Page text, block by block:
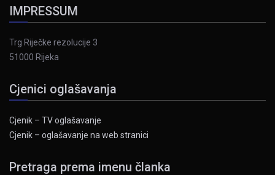
IMPRESSUM
Trg Riječke rezolucije 3
51000 Rijeka
Cjenici oglašavanja
Cjenik – TV oglašavanje
Cjenik – oglašavanje na web stranici
Pretraga prema imenu članka